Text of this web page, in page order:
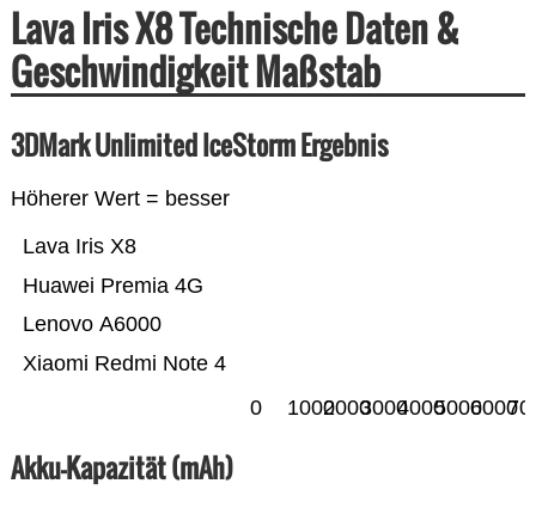
Lava Iris X8 Technische Daten &
Geschwindigkeit Maßstab
3DMark Unlimited IceStorm Ergebnis
Höherer Wert = besser
Xiaomi Redmi Note 4
Lenovo A6000
Huawei Premia 4G
Lava Iris X8
0 100020003000400050006000
Akku-Kapazität (mAh)